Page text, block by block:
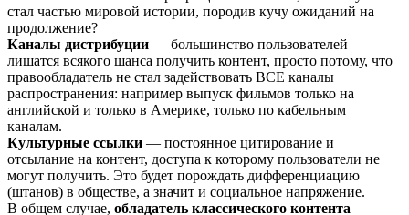
стал частью мировой истории, породив кучу ожиданий на
продолжение?
Каналы дистрибуции — большинство пользователей
лишатся всякого шанса получить контент, просто потому, что
правообладатель не стал задействовать ВСЕ каналы
распространения: например выпуск фильмов только на
английской и только в Америке, только по кабельным
каналам.
Культурные ссылки — постоянное цитирование и
отсылание на контент, доступа к которому пользователи не
могут получить. Это будет порождать дифференциацию
(штанов) в обществе, а значит и социальное напряжение.
В общем случае, обладатель классического контента